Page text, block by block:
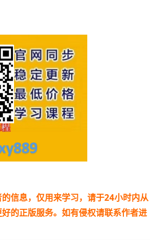
信息，仅用来学习，请于24小时内从
的正版服务。如有侵权请联系作者进